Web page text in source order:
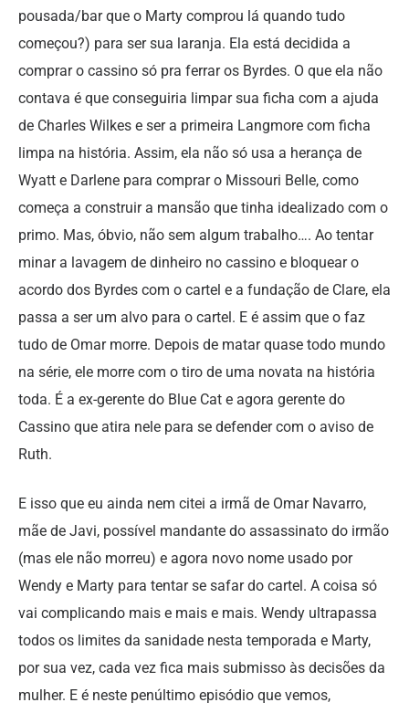
pousada/bar que o Marty comprou lá quando tudo
começou?) para ser sua laranja. Ela está decidida a
comprar o cassino só pra ferrar os Byrdes. O que ela não
contava é que conseguiria limpar sua ficha com a ajuda
de Charles Wilkes e ser a primeira Langmore com ficha
limpa na história. Assim, ela não só usa a herança de
Wyatt e Darlene para comprar o Missouri Belle, como
começa a construir a mansão que tinha idealizado com o
primo. Mas, óbvio, não sem algum trabalho…. Ao tentar
minar a lavagem de dinheiro no cassino e bloquear o
acordo dos Byrdes com o cartel e a fundação de Clare, ela
passa a ser um alvo para o cartel. E é assim que o faz
tudo de Omar morre. Depois de matar quase todo mundo
na série, ele morre com o tiro de uma novata na história
toda. É a ex-gerente do Blue Cat e agora gerente do
Cassino que atira nele para se defender com o aviso de
Ruth.
E isso que eu ainda nem citei a irmã de Omar Navarro,
mãe de Javi, possível mandante do assassinato do irmão
(mas ele não morreu) e agora novo nome usado por
Wendy e Marty para tentar se safar do cartel. A coisa só
vai complicando mais e mais e mais. Wendy ultrapassa
todos os limites da sanidade nesta temporada e Marty,
por sua vez, cada vez fica mais submisso às decisões da
mulher. E é neste penúltimo episódio que vemos,